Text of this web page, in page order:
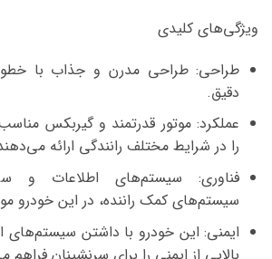
ویژگی‌های کلیدی
طراحی: طراحی مدرن و جذاب با
دقیق.
عملکرد: موتور قدرتمند و گیربکس
را در شرایط مختلف رانندگی ارائه
فناوری: سیستم‌های اطلاعات و
سیستم‌های کمک راننده، در این خودرو
ایمنی: این خودرو با داشتن سیستم‌های